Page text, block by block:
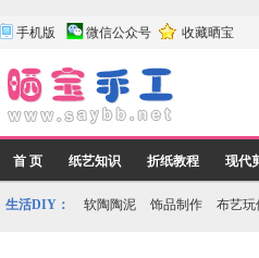
手机版 微信公众号 收藏晒宝
首 页 纸艺知识 折纸教程 现代
生活DIY： 软陶陶泥 饰品制作 布艺玩